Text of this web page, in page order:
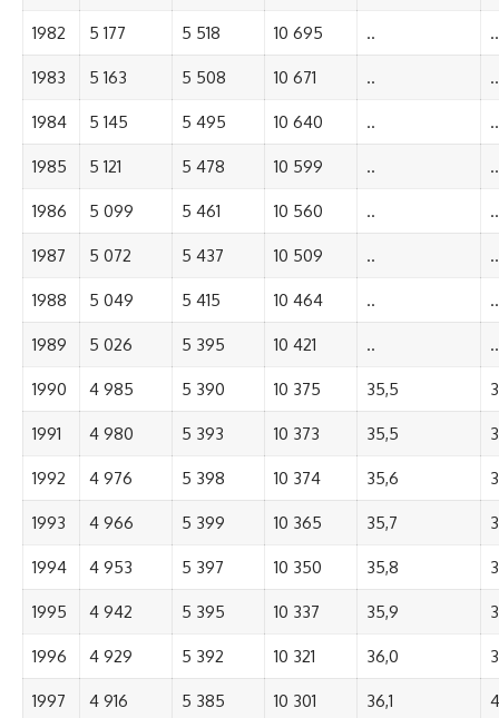
1982 5 177 5 518 10 695 .. ..
1983 5 163 5 508 10 671 .. ..
1984 5 145 5 495 10 640 .. ..
1985 5 121 5 478 10 599 .. ..
1986 5 099 5 461 10 560 .. ..
1987 5 072 5 437 10 509 .. ..
1988 5 049 5 415 10 464 .. ..
1989 5 026 5 395 10 421 .. ..
1990 4 985 5 390 10 375 35,5
1991 4 980 5 393 10 373 35,5
1992 4 976 5 398 10 374 35,6
1993 4 966 5 399 10 365 35,7
1994 4 953 5 397 10 350 35,8
1995 4 942 5 395 10 337 35,9
1996 4 929 5 392 10 321 36,0
1997 4 916 5 385 10 301 36,1